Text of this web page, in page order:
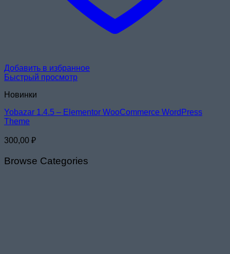
Добавить в избранное
Быстрый просмотр
Новинки
Yobazar 1.4.5 – Elementor WooCommerce WordPress
Theme
300,00 ₽
Browse Categories